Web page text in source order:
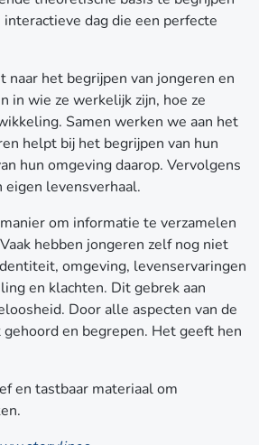
dag die een perfecte
het begrijpen van jongeren en
in wie ze werkelijk zijn, hoe ze
Samen werken we aan het
helpt bij het begrijpen van hun
hun omgeving daarop. Vervolgens
levensverhaal.
om informatie te verzamelen
hebben jongeren zelf nog niet
omgeving, levenservaringen
en klachten. Dit gebrek aan
Door alle aspecten van de
en begrepen. Het geeft hen
en tastbaar materiaal om